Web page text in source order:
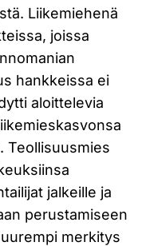
Liikemiehenä
joissa
hankkeissa ei
aloittelevia
Teollisuusmies
jalkeille ja
perustamiseen
merkitys